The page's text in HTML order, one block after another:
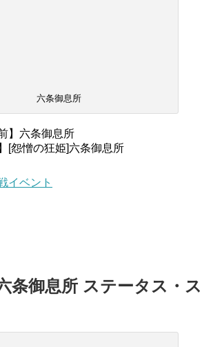
六条御息所
】六条御息所
[怨憎の狂姫]六条御息所
イベント
条御息所 ステータス・ス